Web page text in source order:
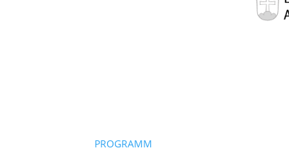
PROGRAMM